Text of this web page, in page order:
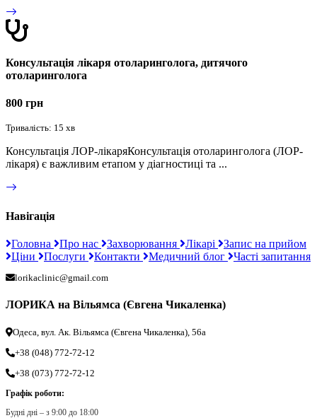
Консультація лікаря отоларинголога, дитячого
отоларинголога
800 грн
Тривалість: 15 хв
Консультація ЛОР-лікаряКонсультація отоларинголога (ЛОР-
лікаря) є важливим етапом у діагностиці та ...
Навігація
Головна Про нас Захворювання Лікарі
Запис на прийом
Ціни
Послуги Контакти Медичний блог Часті запитання
lorikaclinic@gmail.com
ЛОРИКА на Вільямса (Євгена Чикаленка)
Одеса, вул. Ак. Вільямса (Євгена Чикаленка), 56а
+38 (048) 772-72-12
+38 (073) 772-72-12
Графік роботи:
Будні дні – з 9:00 до 18:00